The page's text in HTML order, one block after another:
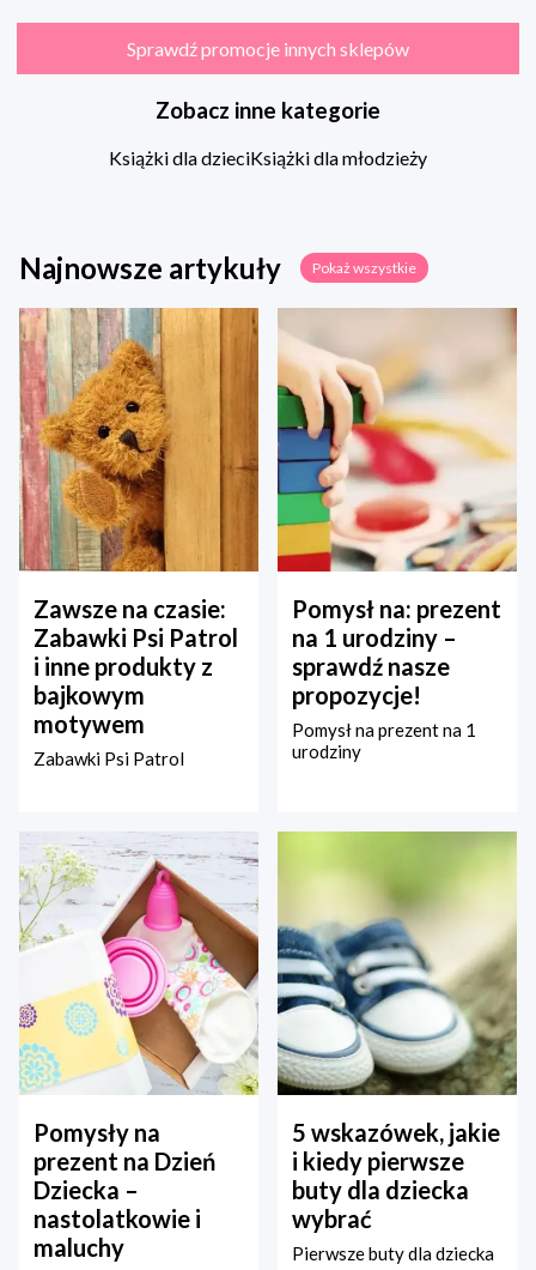
Sprawdź promocje innych sklepów
Zobacz inne kategorie
Książki dla dzieciKsiążki dla młodzieży
Najnowsze artykuły Pokaż wszystkie
Zawsze na czasie:
Zabawki Psi Patrol
i inne produkty z
bajkowym
motywem
Zabawki Psi Patrol
Pomysł na: prezent
na 1 urodziny –
sprawdź nasze
propozycje!
Pomysł na prezent na 1
urodziny
Pomysły na
prezent na Dzień
Dziecka –
nastolatkowie i
maluchy
5 wskazówek, jakie
i kiedy pierwsze
buty dla dziecka
wybrać
Pierwsze buty dla dziecka